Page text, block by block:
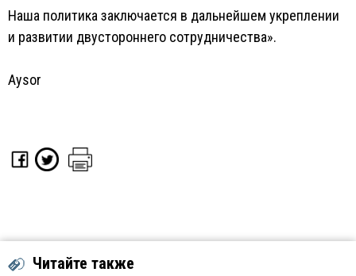
Наша политика заключается в дальнейшем укреплении
и развитии двустороннего сотрудничества».
Aysor
Читайте также